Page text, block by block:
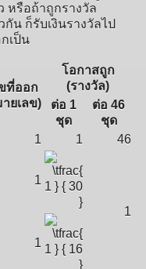
หรือถ้าถูกรางวัล
น ก็รับเงินรางวัลไป
เป็น
ที่ออก
ยเลข)
โอกาสถูก
(รางวัล)
ต่อ 1
ชุด
ต่อ 46
ชุด
1 1
46
1
1
1